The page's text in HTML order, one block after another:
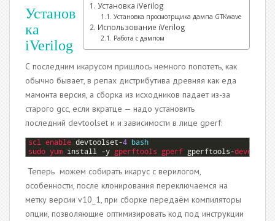
Установка iVerilog
Установка просмотрщика дампа GTKwave
Использование iVerilog
Работа с дампом
Установ
ка
iVerilog
С последним икарусом пришлось немного попотеть, как
обычно бывает, в репах дистрибутива древняя как еда
мамонта версия, а сборка из исходников падает из-за
старого gcc, если вкратце — надо установить
последний devtoolset и и зависимости в лице gperf:
scl enable devtoolset-4 bash
sudo yum install -y gperftools gperf gperftools-devel
Теперь можем собирать икарус с верилогом,
особенности, после клонирования переключаемся на
метку версии v10_1, при сборке передаём компиляторы
опции, позволяющие оптимизировать код под инструкции